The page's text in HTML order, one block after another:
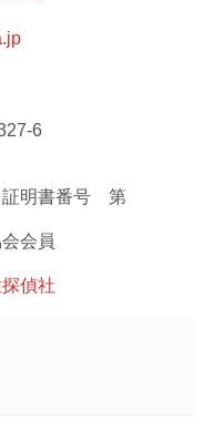
6
証明書番号 第
会員
偵社